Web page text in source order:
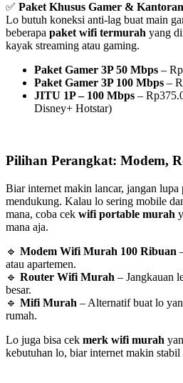
✅ Paket Khusus Gamer & Kantoran
Lo butuh koneksi anti-lag buat main
beberapa paket wifi termurah yang
kayak streaming atau gaming.
Paket Gamer 3P 50 Mbps –
Paket Gamer 3P 100 Mbps –
JITU 1P – 100 Mbps –
Disney+ Hotstar)
Pilihan Perangkat: Modem,
Biar internet makin lancar, jangan
mendukung. Kalau lo sering mobile
mana, coba cek wifi portable murah
mana aja.
🔹 Modem Wifi Murah 100 Ribuan
atau apartemen.
🔹 Router Wifi Murah – Jangkauan
besar.
🔹 Mifi Murah – Alternatif buat lo
rumah.
Lo juga bisa cek merk wifi murah
kebutuhan lo, biar internet makin